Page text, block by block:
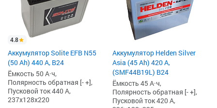
4.8
Аккумулятор Solite EFB N55
(50 Ah) 440 А, B24
Ёмкость 50 А·ч,
Полярность обратная [- +],
Пусковой ток 440 А,
237x128x220
Аккумулятор Helden Silver
Asia (45 Ah) 420 А,
(SMF44B19L) B24
Ёмкость 45 А·ч,
Полярность обратная [- +],
Пусковой ток 420 А,